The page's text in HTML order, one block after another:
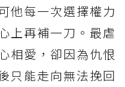
他每一次選擇權力
上再補一刀。最虐
相愛，卻因為仇恨
只能走向無法挽回